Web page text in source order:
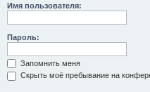
Имя пользователя:
Пароль:
Запомнить меня
Скрыть моё пребывание на